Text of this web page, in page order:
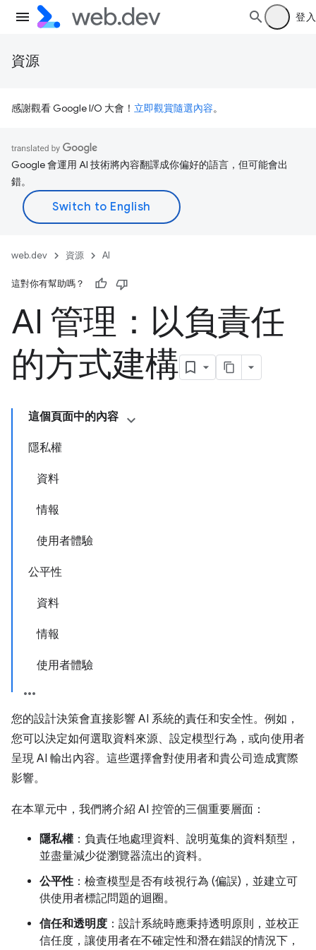
登入
資源
感謝觀看 Google I/O 大會！ 立即觀賞隨選內容。
Google 會運用 AI 技術將內容翻譯成你偏好的語言，但可能會出
錯。
web.dev 資源 AI
這對你有幫助嗎？
AI 管理：以負責任
的方式建構
這個頁面中的內容
隱私權
資料
情報
使用者體驗
公平性
資料
情報
使用者體驗
您的設計決策會直接影響 AI 系統的責任和安全性。例如，
您可以決定如何選取資料來源、設定模型行為，或向使用者
呈現 AI 輸出內容。這些選擇會對使用者和貴公司造成實際
影響。
在本單元中，我們將介紹 AI 控管的三個重要層面：
隱私權：負責任地處理資料、說明蒐集的資料類型，
並盡量減少從瀏覽器流出的資料。
公平性：檢查模型是否有歧視行為 (偏誤)，並建立可
供使用者標記問題的迴圈。
信任和透明度 ：設計系統時應秉持透明原則，並校正
信任度，讓使用者在不確定性和潛在錯誤的情況下，